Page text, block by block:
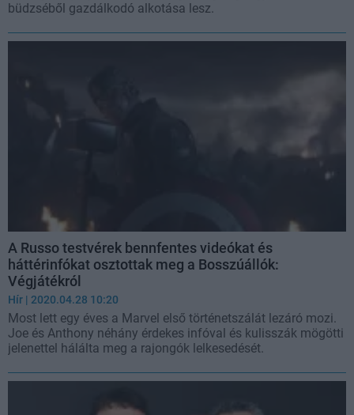
büdzséből gazdálkodó alkotása lesz.
A Russo testvérek bennfentes videókat és
háttérinfókat osztottak meg a Bosszúállók:
Végjátékról
Hír | 2020.04.28 10:20
Most lett egy éves a Marvel első történetszálát lezáró mozi.
Joe és Anthony néhány érdekes infóval és kulisszák mögötti
jelenettel hálálta meg a rajongók lelkesedését.